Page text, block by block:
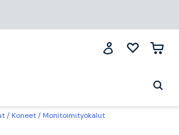
Koneet Monitoimityökalut